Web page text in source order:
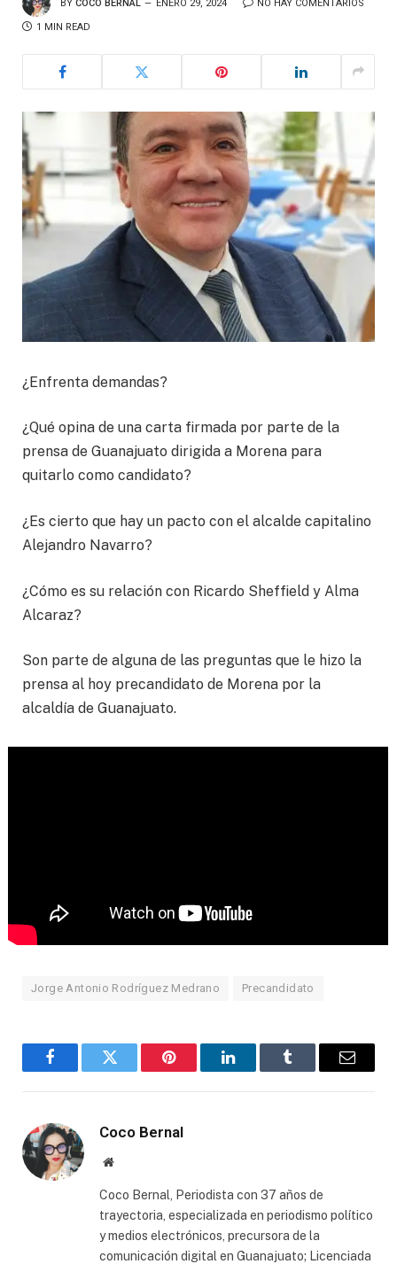
BY COCO BERNAL ENERO 29, 2024 NO HAY COMENTARIOS
1 MIN READ
¿Enfrenta demandas?
¿Qué opina de una carta firmada por parte de la
prensa de Guanajuato dirigida a Morena para
quitarlo como candidato?
¿Es cierto que hay un pacto con el alcalde capitalino
Alejandro Navarro?
¿Cómo es su relación con Ricardo Sheffield y Alma
Alcaraz?
Son parte de alguna de las preguntas que le hizo la
prensa al hoy precandidato de Morena por la
alcaldía de Guanajuato.
Jorge Antonio Rodríguez Medrano Precandidato
FacebookTwitter Pinterest LinkedInTumblr Email
Coco Bernal
Website
Coco Bernal, Periodista con 37 años de
trayectoria, especializada en periodismo político
y medios electrónicos, precursora de la
comunicación digital en Guanajuato; Licenciada